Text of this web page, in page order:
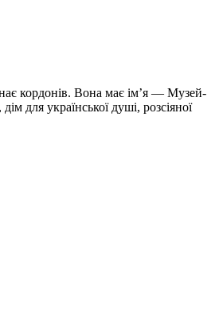
кордонів. Вона має ім’я — Музей-
для української душі, розсіяної